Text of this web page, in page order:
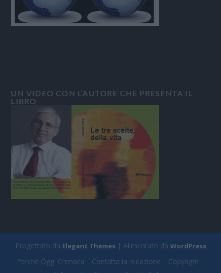
UN VIDEO CON L’AUTORE CHE PRESENTA IL
LIBRO
Progettato da Elegant Themes| Alimentato da WordPress
Perchè Oggi Cronaca Contatta la redazione
Copyright